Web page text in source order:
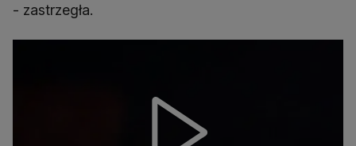
- zastrzegła.